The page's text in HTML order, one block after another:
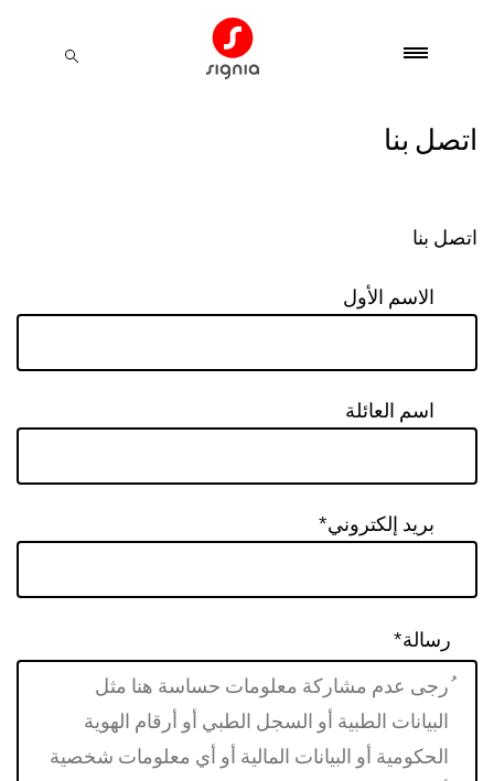
اتصل بنا
اتصل بنا
الاسم الأول
اسم العائلة
بريد إلكتروني*
رسالة*